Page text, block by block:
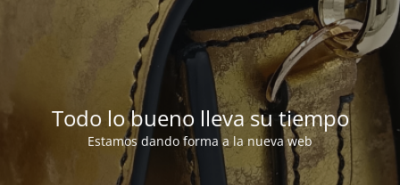
Todo lo bueno lleva su tiempo
Estamos dando forma a la nueva web